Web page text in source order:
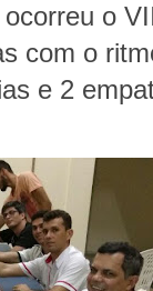
o
com o
e 2